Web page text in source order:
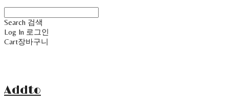
Search 검색
Log In 로그인
Cart장바구니
Addto